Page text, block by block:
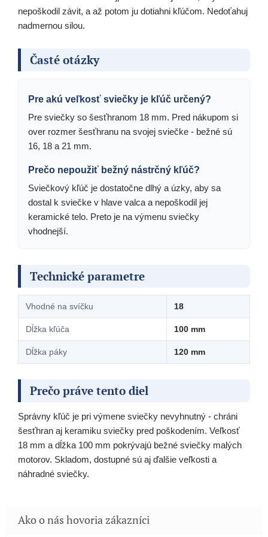
nepoškodil závit, a až potom ju dotiahni kľúčom. Nedoťahuj
nadmernou silou.
Časté otázky
Pre akú veľkosť sviečky je kľúč určený?
Pre sviečky so šesťhranom 18 mm. Pred nákupom si
over rozmer šesťhranu na svojej sviečke - bežné sú
16, 18 a 21 mm.
Prečo nepoužiť bežný nástrčný kľúč?
Sviečkový kľúč je dostatočne dlhý a úzky, aby sa
dostal k sviečke v hlave valca a nepoškodil jej
keramické telo. Preto je na výmenu sviečky
vhodnejší.
Technické parametre
Vhodné na svíčku 18
Dĺžka kľúča 100 mm
Dĺžka páky 120 mm
Prečo práve tento diel
Správny kľúč je pri výmene sviečky nevyhnutný - chráni
šesťhran aj keramiku sviečky pred poškodením. Veľkosť
18 mm a dĺžka 100 mm pokrývajú bežné sviečky malých
motorov. Skladom, dostupné sú aj ďalšie veľkosti a
náhradné sviečky.